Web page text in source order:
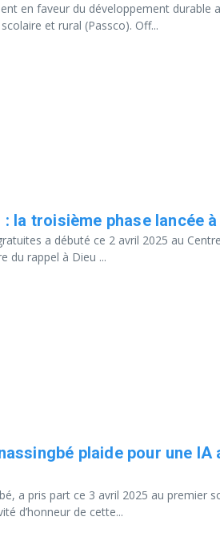
en faveur du développement durable
et rural (Passco). Off...
la troisième phase lancée
a débuté ce 2 avril 2025 au
du rappel à Dieu ...
plaide pour une
a pris part ce 3 avril 2025 au premier
d’honneur de cette...